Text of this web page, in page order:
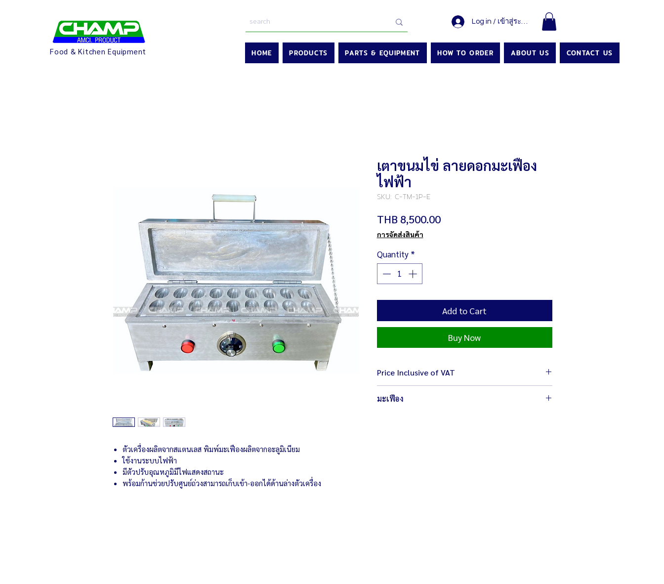
Food & Kitchen Equipment
Log in / เข้าสู่ระบบ
HOME PRODUCTS PARTS & EQUIPMENT HOW TO ORDER ABOUT US CONTACT US
ตัวเครื่องผลิตจากสแตนเลส พิมพ์มะเฟืองผลิตจากอะลูมิเนียม
ใช้งานระบบไฟฟ้า
มีตัวปรับอุณหภูมิมีไฟแสดงสถานะ
พร้อมก้านช่วยปรับศูนย์ถ่วงสามารถเก็บเข้า-ออกได้ด้านล่างตัวเครื่อง
เตาขนมไข่ ลายดอกมะเฟือง
ไฟฟ้า
SKU: C-TM-1P-E
THB 8,500.00Price
การจัดส่งสินค้า
Quantity *
Add to Cart
Buy Now
Price Inclusive of VAT
มะเฟือง